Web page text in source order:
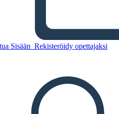
Sisään Rekisteröidy opettajaksi
DIAESITYS